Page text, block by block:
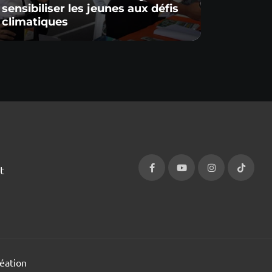
sensibiliser les jeunes aux défis
climatiques